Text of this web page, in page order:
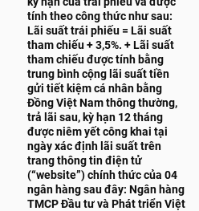
tính theo công thức như sau:
Lãi suất trái phiếu = Lãi suất
tham chiếu + 3,5%. + Lãi suất
tham chiếu được tính bằng
trung bình cộng lãi suất tiền
gửi tiết kiệm cá nhân bằng
Đồng Việt Nam thông thường,
trả lãi sau, kỳ hạn 12 tháng
được niêm yết công khai tại
ngày xác định lãi suất trên
trang thông tin điện tử
(“website”) chính thức của 04
ngân hàng sau đây: Ngân hàng
TMCP Đầu tư và Phát triển Việt